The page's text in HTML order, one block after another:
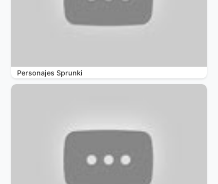
Personajes Sprunki